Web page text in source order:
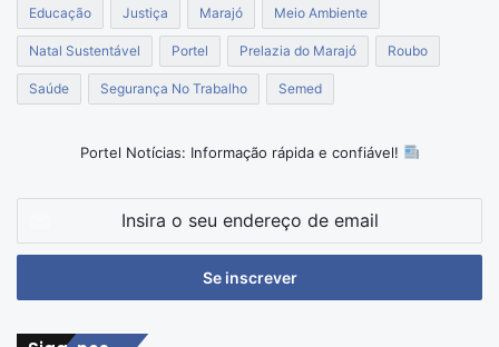
Educação Justiça Marajó Meio Ambiente
Natal Sustentável Portel Prelazia do Marajó Roubo
Saúde Segurança No Trabalho Semed
Portel Notícias: Informação rápida e confiável!
seu
de